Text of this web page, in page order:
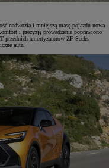
nadwozia i mniejszą masę pojazdu nowa
i precyzję prowadzenia poprawiono
przednich amortyzatorów ZF Sachs
auta.